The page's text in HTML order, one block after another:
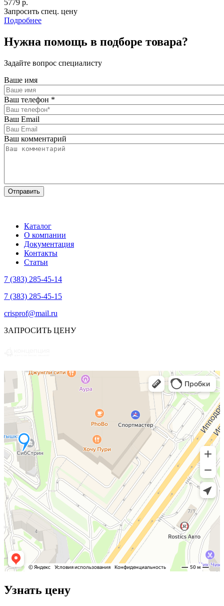
5779 р.
Запросить спец. цену
Подробнее
Нужна помощь в подборе товара?
Задайте вопрос специалисту
Ваше имя
Ваш телефон *
Ваш Email
Ваш комментарий
Каталог
О компании
Документация
Контакты
Статьи
7 (383) 285-45-14
7 (383) 285-45-15
crisprof@mail.ru
ЗАПРОСИТЬ ЦЕНУ
Узнать цену